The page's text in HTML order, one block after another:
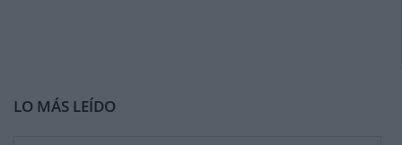
LO MÁS LEÍDO